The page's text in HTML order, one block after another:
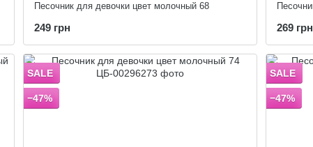
Песочник для девочки цвет молочный 68
249 грн 269 грн
SALE
−47%
SALE
−47%